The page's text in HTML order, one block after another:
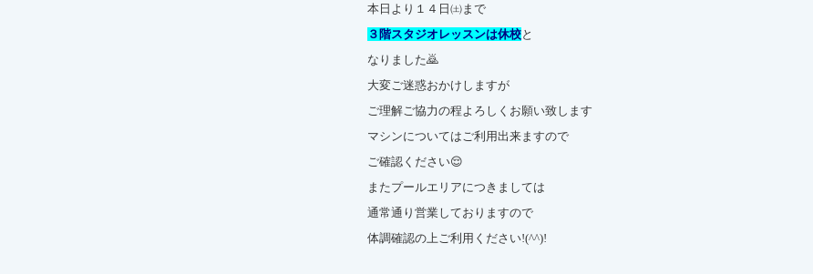
本日より１４日㈯まで
３階スタジオレッスンは休校と
なりました🙇
大変ご迷惑おかけしますが
ご理解ご協力の程よろしくお願い致します
マシンについてはご利用出来ますので
ご確認ください😌
またプールエリアにつきましては
通常通り営業しておりますので
体調確認の上ご利用ください!(^^)!